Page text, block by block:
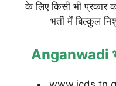
के लिए किसी भी
भर्ती में बिल्कुल
Anganwadi